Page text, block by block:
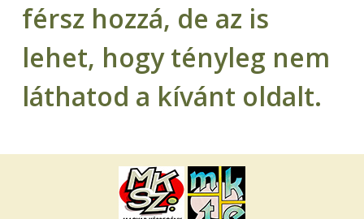
férsz hozzá, de az is
lehet, hogy tényleg nem
láthatod a kívánt oldalt.